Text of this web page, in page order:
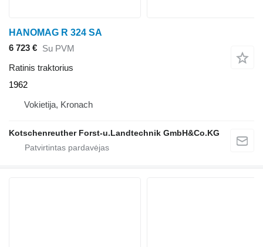
HANOMAG R 324 SA
6 723 € Su PVM
Ratinis traktorius
1962
Vokietija, Kronach
Kotschenreuther Forst-u.Landtechnik GmbH&Co.KG